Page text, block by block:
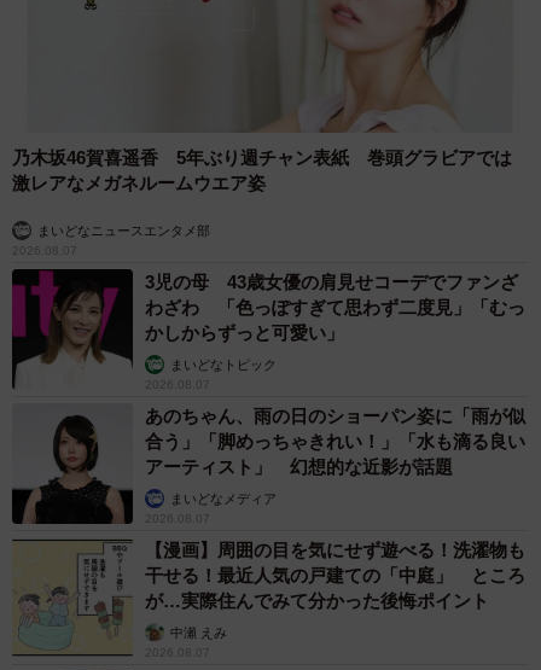
乃木坂46賀喜遥香 5年ぶり週チャン表紙 巻頭グラビアでは
激レアなメガネルームウエア姿
まいどなニュースエンタメ部
2026.08.07
3児の母 43歳女優の肩見せコーデでファンざ
わざわ 「色っぽすぎて思わず二度見」「むっ
かしからずっと可愛い」
まいどなトピック
2026.08.07
あのちゃん、雨の日のショーパン姿に「雨が似
合う」「脚めっちゃきれい！」「水も滴る良い
アーティスト」 幻想的な近影が話題
まいどなメディア
2026.08.07
【漫画】周囲の目を気にせず遊べる！洗濯物も
干せる！最近人気の戸建ての「中庭」 ところ
が…実際住んでみて分かった後悔ポイント
中瀬 えみ
2026.08.07